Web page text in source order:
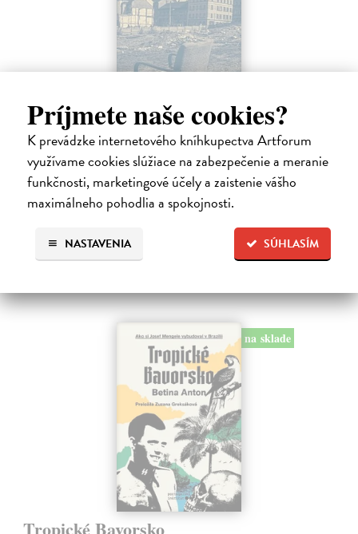
Príjmete naše cookies?
K prevádzke internetového kníhkupectva Artforum
využívame cookies slúžiace na zabezpečenie a meranie
funkčnosti, marketingové účely a zaistenie vášho
maximálneho pohodlia a spokojnosti.
SÚHLASÍM
NASTAVENIA
Táňa / Praha 3 / Žižkov
Zelbová Marie
| Kniha
Nikdy jsme nebyli úplně standardní žižkovská rodina. Vítejte v
mámině bytě 4. kategorie, který byl všem otevřen dokořán.
12,92 €
na sklade